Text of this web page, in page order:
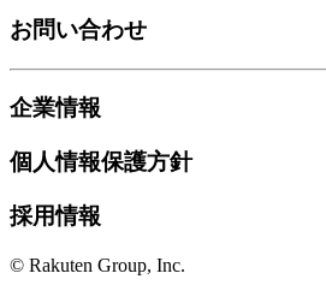
お問い合わせ
企業情報
個人情報保護方針
採用情報
© Rakuten Group, Inc.